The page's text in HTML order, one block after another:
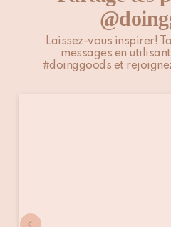
Laissez-vous inspirer!
messages en
#doinggoods et